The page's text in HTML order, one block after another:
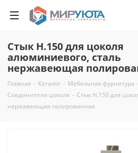
Стык H.150 для цоколя
алюминиевого, сталь
нержавеющая
Главная - Каталог - Мебельная фурнитура -
Соединители цоколя - Стык H.150 для
нержавеющая полированная